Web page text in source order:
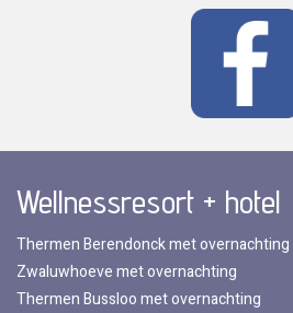
Wellnessresort + hotel
Thermen Berendonck met overnachting
Zwaluwhoeve met overnachting
Thermen Bussloo met overnachting